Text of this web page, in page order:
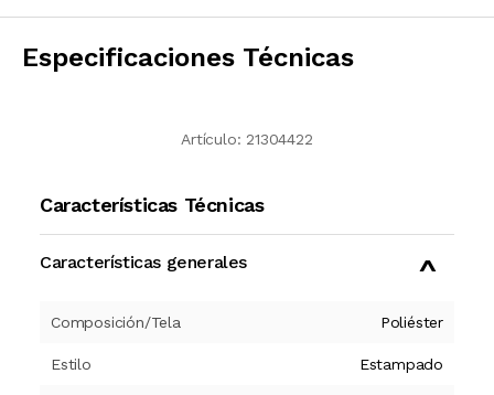
Especificaciones Técnicas
Artículo: 21304422
Características Técnicas
Características generales
Composición/Tela Poliéster
Estilo Estampado